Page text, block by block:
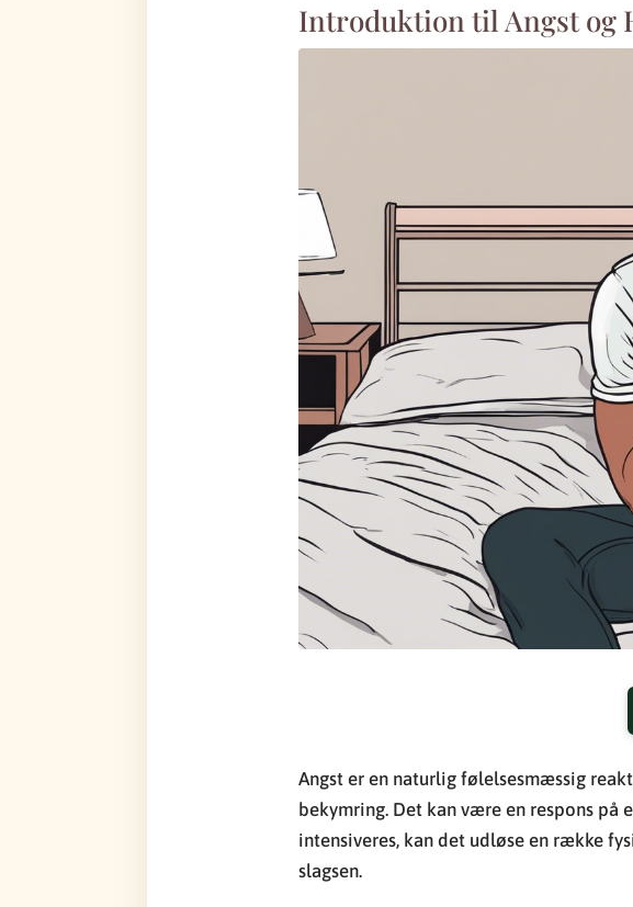
Introduktion til Angst og
Angst er en naturlig følelsesmæssig
bekymring. Det kan være en respons på
intensiveres, kan det udløse en række
slagsen.